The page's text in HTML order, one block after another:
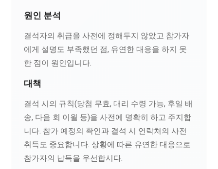
원인 분석
결석자의 취급을 사전에 정해두지 않았고 참가자
에게 설명도 부족했던 점, 유연한 대응을 하지 못
한 점이 원인입니다.
대책
결석 시의 규칙(당첨 무효, 대리 수령 가능, 후일 배
송, 다음 회 이월 등)을 사전에 명확히 하고 주지합
니다. 참가 예정의 확인과 결석 시 연락처의 사전
취득도 중요합니다. 상황에 따른 유연한 대응으로
참가자의 납득을 우선합시다.